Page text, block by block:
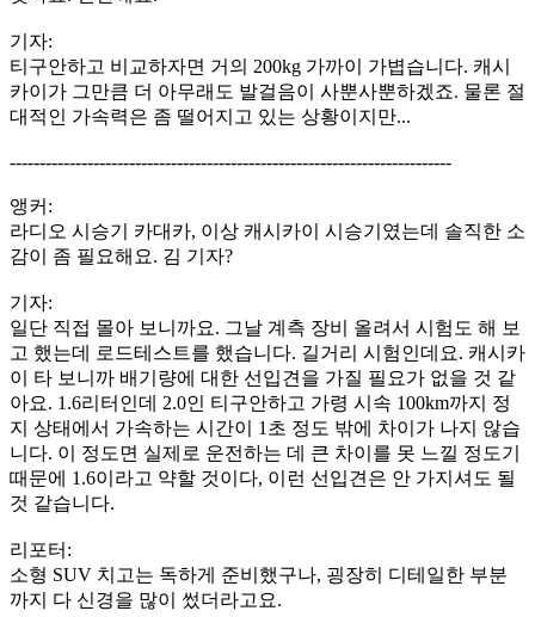
기자:
티구안하고 비교하자면 거의 200kg 가까이 가볍습니다. 캐시
카이가 그만큼 더 아무래도 발걸음이 사뿐사뿐하겠죠. 물론 절
대적인 가속력은 좀 떨어지고 있는 상황이지만...
--------------------------------------------------------------------------
앵커:
라디오 시승기 카대카, 이상 캐시카이 시승기였는데 솔직한 소
감이 좀 필요해요. 김 기자?
기자:
일단 직접 몰아 보니까요. 그날 계측 장비 올려서 시험도 해 보
고 했는데 로드테스트를 했습니다. 길거리 시험인데요. 캐시카
이 타 보니까 배기량에 대한 선입견을 가질 필요가 없을 것 같
아요. 1.6리터인데 2.0인 티구안하고 가령 시속 100km까지 정
지 상태에서 가속하는 시간이 1초 정도 밖에 차이가 나지 않습
니다. 이 정도면 실제로 운전하는 데 큰 차이를 못 느낄 정도기
때문에 1.6이라고 약할 것이다, 이런 선입견은 안 가지셔도 될
것 같습니다.
리포터:
소형 SUV 치고는 독하게 준비했구나, 굉장히 디테일한 부분
까지 다 신경을 많이 썼더라고요.